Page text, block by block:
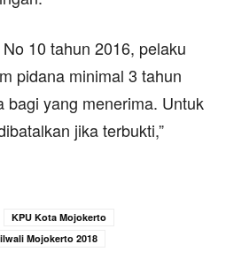
10 tahun 2016, pelaku
pidana minimal 3 tahun
bagi yang menerima. Untuk
jika terbukti,”
KPU Kota Mojokerto
Mojokerto 2018